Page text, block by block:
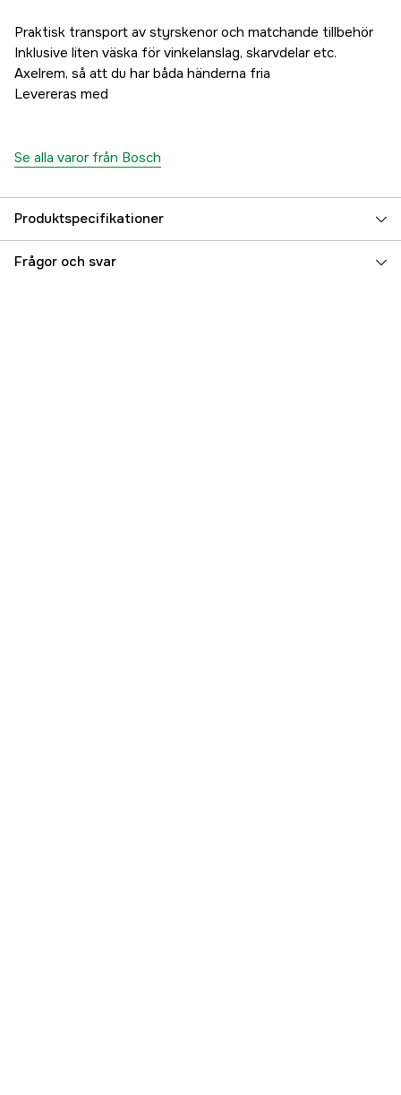
Praktisk transport av styrskenor och matchande tillbehör
Inklusive liten väska för vinkelanslag, skarvdelar etc.
Axelrem, så att du har båda händerna fria
Levereras med
Se alla varor från Bosch
Produktspecifikationer
Global Garanti yes
Frågor och svar